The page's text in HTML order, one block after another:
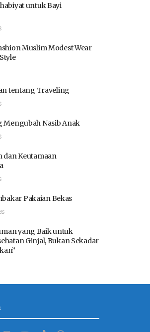
untuk Bayi
Muslim Modest Wear
tentang Traveling
Mengubah Nasib Anak
dan Keutamaan
Pakaian Bekas
yang Baik untuk
Ginjal, Bukan Sekadar